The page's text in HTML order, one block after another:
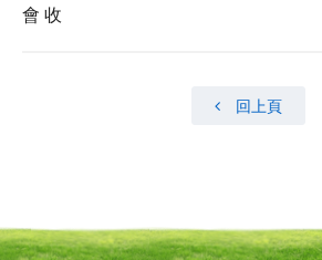
會 收
回上頁